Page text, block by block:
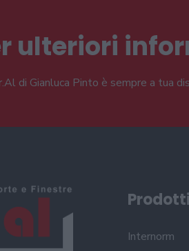
ulteriori
di Gianluca Pinto è sempre a tua
Prodotti
Internorm